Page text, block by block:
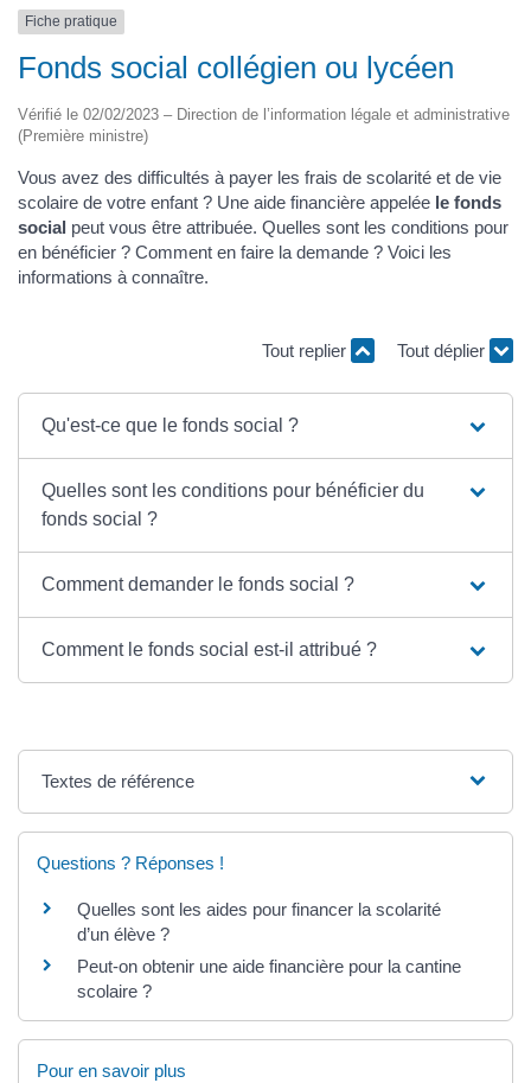
Fiche pratique
Fonds social collégien ou lycéen
Vérifié le 02/02/2023 – Direction de l’information légale et administrative
(Première ministre)
Vous avez des difficultés à payer les frais de scolarité et de vie
scolaire de votre enfant ? Une aide financière appelée le fonds
social peut vous être attribuée. Quelles sont les conditions pour
en bénéficier ? Comment en faire la demande ? Voici les
informations à connaître.
Tout replier Tout déplier
Qu'est-ce que le fonds social ?
Quelles sont les conditions pour bénéficier du
fonds social ?
Comment demander le fonds social ?
Comment le fonds social est-il attribué ?
Textes de référence
Questions ? Réponses !
Quelles sont les aides pour financer la scolarité
d’un élève ?
Peut-on obtenir une aide financière pour la cantine
scolaire ?
Pour en savoir plus